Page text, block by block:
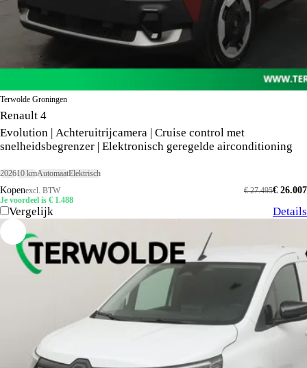
Terwolde Groningen
Renault 4
Evolution | Achteruitrijcamera | Cruise control met
snelheidsbegrenzer | Elektronisch geregelde airconditioning
202610 kmAutomaatElektrisch
Kopenexcl. BTW € 26.007
€ 27.495
Je voordeel is € 1.488
Vergelijk Details